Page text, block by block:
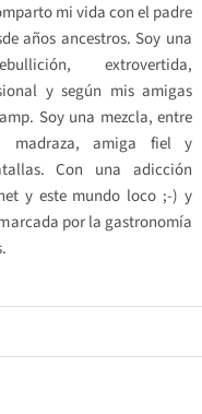
mi vida con el padre
años ancestros. Soy una
extrovertida,
y según mis amigas
Soy una mezcla, entre
madraza, amiga fiel y
Con una adicción
y este mundo loco ;-) y
por la gastronomía